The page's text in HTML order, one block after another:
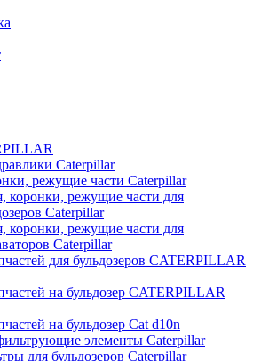
Caterpillar
режущие части Caterpillar
коронки, режущие части для
Caterpillar
коронки, режущие части для
Caterpillar
для бульдозеров CATERPILLAR
на бульдозер CATERPILLAR
на бульдозер Сat d10n
элементы Caterpillar
для бульдозеров Caterpillar